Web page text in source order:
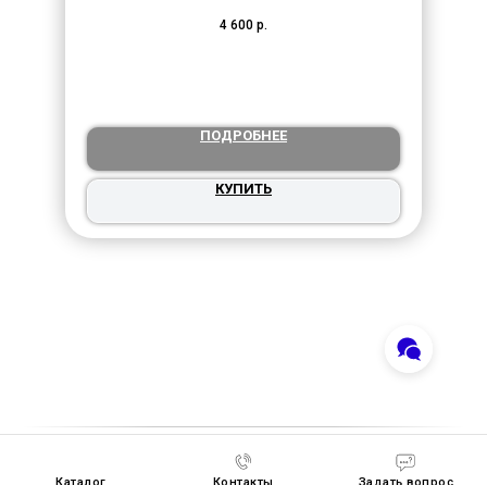
Каталог Контакты Задать вопрос
4 600 р.
ПОДРОБНЕЕ
КУПИТЬ